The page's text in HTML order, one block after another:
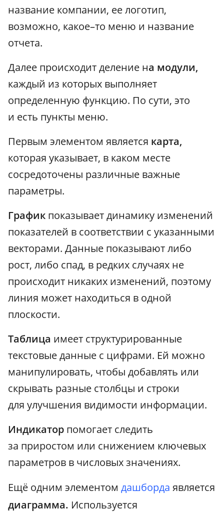
название компании, ее логотип,
возможно, какое–то меню и название
отчета.
Далее происходит деление на модули,
каждый из которых выполняет
определенную функцию. По сути, это
и есть пункты меню.
Первым элементом является карта,
которая указывает, в каком месте
сосредоточены различные важные
параметры.
График показывает динамику изменений
показателей в соответствии с указанными
векторами. Данные показывают либо
рост, либо спад, в редких случаях не
происходит никаких изменений, поэтому
линия может находиться в одной
плоскости.
Таблица имеет структурированные
текстовые данные с цифрами. Ей можно
манипулировать, чтобы добавлять или
скрывать разные столбцы и строки
для улучшения видимости информации.
Индикатор помогает следить
за приростом или снижением ключевых
параметров в числовых значениях.
Ещё одним элементом дашборда является
диаграмма. Используется